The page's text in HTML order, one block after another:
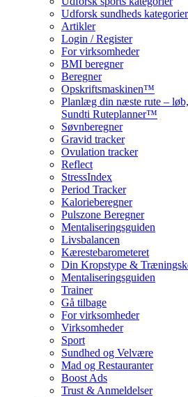
Udforsk sundheds kategorier
Artikler
Login / Register
For virksomheder
BMI beregner
Beregner
Opskriftsmaskinen™
Planlæg din næste rute –
Sundti Ruteplanner™
Søvnberegner
Gravid tracker
Ovulation tracker
Reflect
StressIndex
Period Tracker
Kalorieberegner
Pulszone Beregner
Mentaliseringsguiden
Livsbalancen
Kærestebarometeret
Din Kropstype &
Mentaliseringsguiden
Trainer
Gå tilbage
For virksomheder
Virksomheder
Sport
Sundhed og Velvære
Mad og Restauranter
Boost Ads
Trust & Anmeldelser